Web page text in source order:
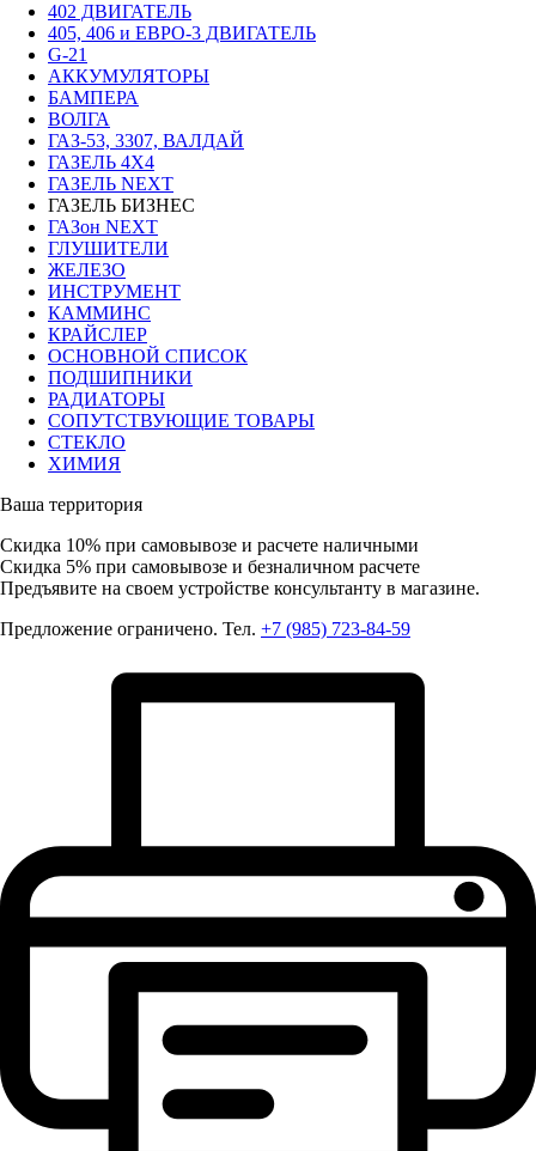
402 ДВИГАТЕЛЬ
405, 406 и ЕВРО-3 ДВИГАТЕЛЬ
G-21
АККУМУЛЯТОРЫ
БАМПЕРА
ВОЛГА
ГАЗ-53, 3307, ВАЛДАЙ
ГАЗЕЛЬ 4Х4
ГАЗЕЛЬ NEXT
ГАЗЕЛЬ БИЗНЕС
ГАЗон NEXT
ГЛУШИТЕЛИ
ЖЕЛЕЗО
ИНСТРУМЕНТ
КАММИНС
КРАЙСЛЕР
ОСНОВНОЙ СПИСОК
ПОДШИПНИКИ
РАДИАТОРЫ
СОПУТСТВУЮЩИЕ ТОВАРЫ
СТЕКЛО
ХИМИЯ
Ваша территория
Скидка 10% при самовывозе и расчете наличными
Скидка 5% при самовывозе и безналичном расчете
Предъявите на своем устройстве консультанту в магазине.
Предложение ограничено. Тел. +7 (985) 723-84-59